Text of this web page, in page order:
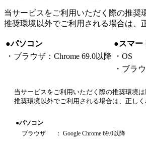
当サービスをご利用いただく際の推奨
推奨環境以外でご利用される場合は、
●パソコン
●スマー
・ブラウザ：Chrome 69.0以降
・OS
・ブラ
当サービスをご利用いただく際の推奨環境は
推奨環境以外でご利用される場合は、正し
●パソコン
ブラウザ
： Google Chrome 69.0以降